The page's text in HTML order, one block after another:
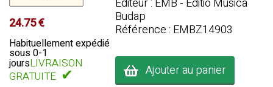
24.75 €
Habituellement expédié
sous 0-1
joursLIVRAISON
GRATUITE ✔
Editeur : EMB - Editio Musica
Budap
Référence : EMBZ14903
Ajouter au panier